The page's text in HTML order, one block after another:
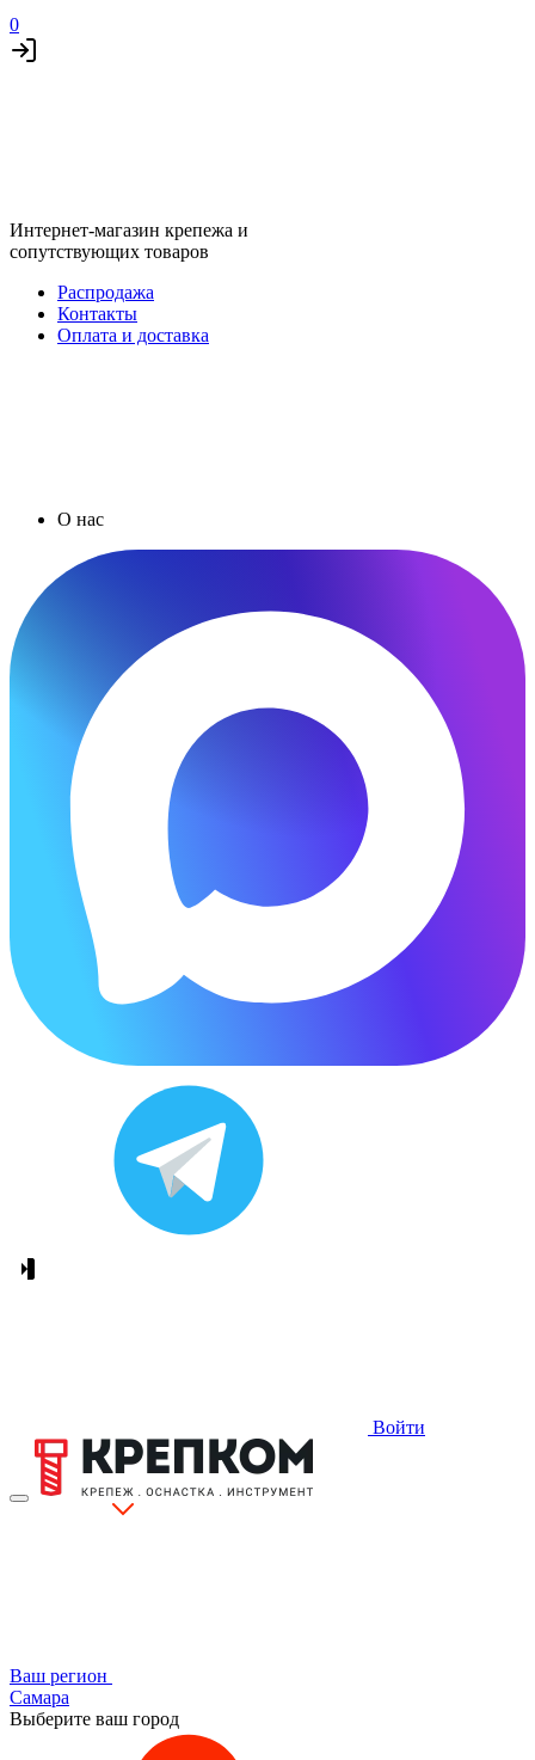
0
Интернет-магазин крепежа и
сопутствующих товаров
Распродажа
Контакты
Оплата и доставка
О нас
Войти
Ваш регион
Самара
Выберите ваш город